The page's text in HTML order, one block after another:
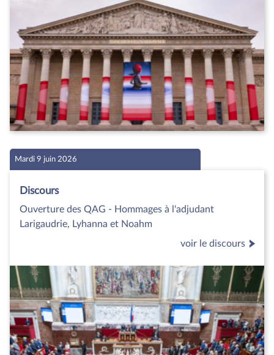
Mardi 9 juin 2026
Discours
Ouverture des QAG - Hommages à l'adjudant
Larigaudrie, Lyhanna et Noahm
voir le discours